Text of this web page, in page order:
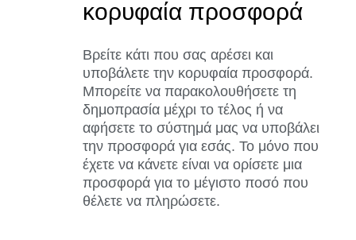
κορυφαία προσφορά
Βρείτε κάτι που σας αρέσει και
υποβάλετε την κορυφαία προσφορά.
Μπορείτε να παρακολουθήσετε τη
δημοπρασία μέχρι το τέλος ή να
αφήσετε το σύστημά μας να υποβάλει
την προσφορά για εσάς. Το μόνο που
έχετε να κάνετε είναι να ορίσετε μια
προσφορά για το μέγιστο ποσό που
θέλετε να πληρώσετε.